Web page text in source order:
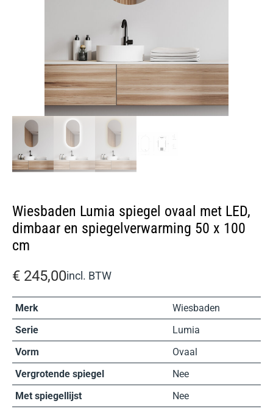
Wiesbaden Lumia spiegel ovaal met LED,
dimbaar en spiegelverwarming 50 x 100
cm
€ 245,00incl. BTW
Merk
Wiesbaden
Serie
Lumia
Vorm
Ovaal
Vergrotende spiegel
Nee
Met spiegellijst
Nee